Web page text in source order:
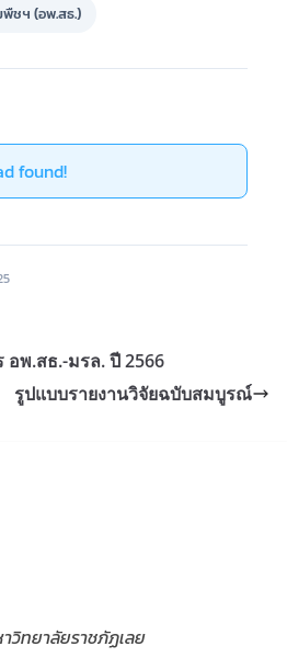
ชฯ (อพ.สธ.)
found!
อพ.สธ.-มรล. ปี 2566
รูปแบบรายงานวิจัยฉบับสมบูรณ์
ทยาลัยราชภัฏเลย